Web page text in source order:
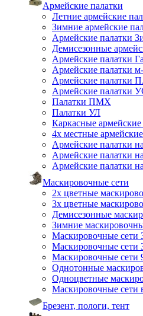
Армейские палатки
Летние армейские
Зимние армейские
Армейские палатки
Демисезонные
Армейские палатки
Армейские палатки
Армейские палатки
Армейские палатки
Палатки ПМХ
Палатки УЛ
Каркасные армейские
4х местные
Армейские палатки
Армейские палатки
Армейские палатки
Маскировочные сети
2х цветные
3х цветные
Демисезонные
Зимние
Маскировочные сети
Маскировочные сети
Маскировочные сети
Однотонные
Одноцветные
Маскировочные сети
Брезент, пологи, тент